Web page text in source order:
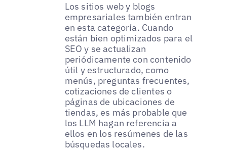
Los sitios web y blogs
empresariales también entran
en esta categoría. Cuando
están bien optimizados para el
SEO y se actualizan
periódicamente con contenido
útil y estructurado, como
menús, preguntas frecuentes,
cotizaciones de clientes o
páginas de ubicaciones de
tiendas, es más probable que
los LLM hagan referencia a
ellos en los resúmenes de las
búsquedas locales.